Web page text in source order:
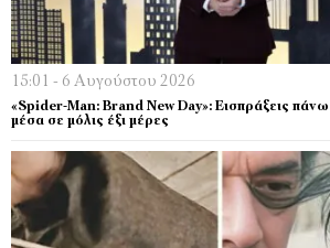
15:01 - 6 Αυγούστου 2026
«Spider-Man: Brand New Day»: Εισπράξεις
μέσα σε μόλις έξι μέρες